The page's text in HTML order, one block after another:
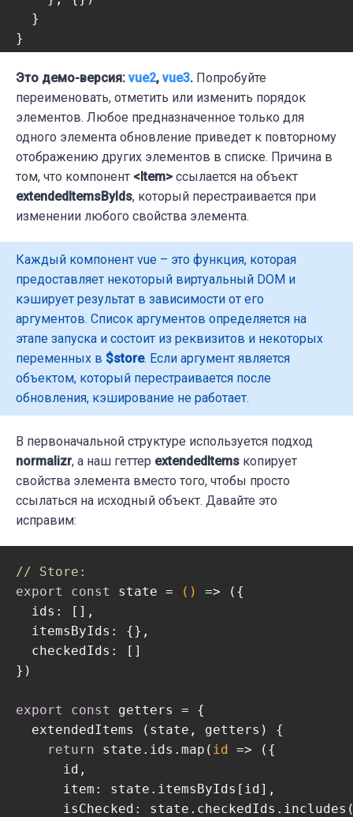
  }
}
// App.vue:
<ItemById for="id in $store.state.ids"
// Item.vue:
<template>
  <div>{{ item.title }}</div>
</template>
export default {
  props: ['itemId'],
  computed: {
item () { return
  },
  updated () {
    console.count('Item updated')
  }
}
</script>
Это демо-версия: vue2, vue3. Попробуйте
переименовать, отметить или изменить порядок
элементов. Любое предназначенное только для
одного элемента обновление приведет к повторному
отображению других элементов в списке. Причина в
том, что компонент <Item> ссылается на объект
extendedItemsByIds, который перестраивается при
изменении любого свойства элемента.
Каждый компонент vue – это функция, которая
предоставляет некоторый виртуальный DOM и
кэширует результат в зависимости от его
аргументов. Список аргументов определяется на
этапе запуска и состоит из реквизитов и некоторых
переменных в $store. Если аргумент является
объектом, который перестраивается после
обновления, кэширование не работает.
В первоначальной структуре используется подход
normalizr, а наш геттер extendedItems копирует
свойства элемента вместо того, чтобы просто
ссылаться на исходный объект. Давайте это
исправим:
// Store:
export
const state = () => ({
ids : [],
itemsByIds : {},
checkedIds : []
})
export const
getters = {
  extendedItems (state, getters) {
return state.ids.map( id => ({
      id,
item : state.itemsByIds[id],
isChecked :